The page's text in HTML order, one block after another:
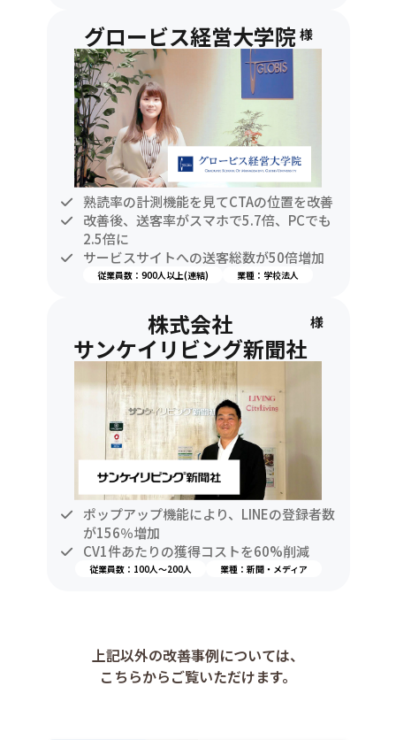
グロービス経営大学院 様
熟読率の計測機能を見てCTAの位置を改善
改善後、送客率がスマホで5.7倍、PCでも
2.5倍に
サービスサイトへの送客総数が50倍増加
従業員数：900人以上(連結) 業種：学校法人
株式会社
サンケイリビング新聞社
様
ポップアップ機能により、LINEの登録者数
が156％増加
CV1件あたりの獲得コストを60%削減
従業員数：100人〜200人 業種：新聞・メディア
上記以外の改善事例については、
こちらからご覧いただけます。